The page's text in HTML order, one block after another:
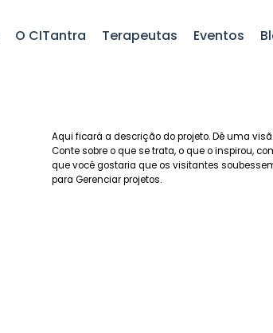
O CITantra Terapeutas Eventos
Aqui ficará a descrição do projeto. Dê uma
Conte sobre o que se trata, o que o inspirou,
que você gostaria que os visitantes
para Gerenciar projetos.